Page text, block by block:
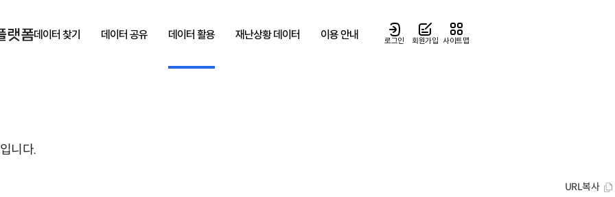
데이터 찾기 데이터 공유 데이터 활용 재난상황 데이터 이용 안내 로그인 회원가입 사이트맵
니다.
URL복사